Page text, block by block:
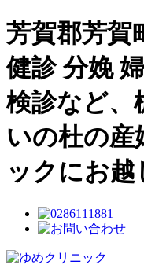
芳賀郡芳
健診 分娩
検診など、
いの杜の産
ックにお